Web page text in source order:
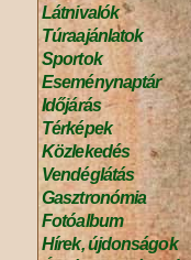
Látnivalók
Túraajánlatok
Sportok
Eseménynaptár
Időjárás
Térképek
Közlekedés
Vendéglátás
Gasztronómia
Fotóalbum
Hírek, újdonságok